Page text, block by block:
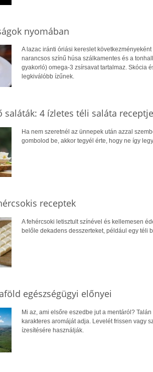
nyomában
A lazac iránti óriási kereslet
narancsos színű húsa szálkamentes és a
gyakorló) omega-3 zsírsavat tartalmaz. Skócia
legkiválóbb ízűnek.
saláták: 4 ízletes téli saláta receptje
Ha nem szeretnél az ünnepek után azzal
gombolod be, akkor tegyél érte, hogy ne így
receptek
A fehércsoki letisztult színével és kellemesen
belőle dekadens desszerteket, például egy téli
egészségügyi előnyei
Mi az, ami elsőre eszedbe jut a mentáról?
karakteres aromáját adja. Levelét frissen vagy
ízesítésére használják.